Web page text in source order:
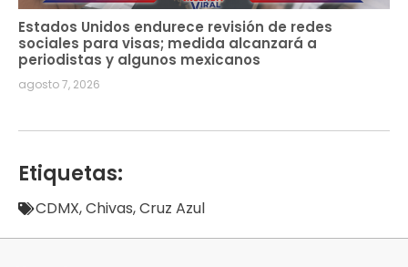
Estados Unidos endurece revisión de redes
sociales para visas; medida alcanzará a
periodistas y algunos mexicanos
agosto 7, 2026
Etiquetas:
CDMX,Chivas,Cruz Azul